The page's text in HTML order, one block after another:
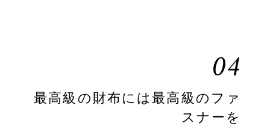
04
最高級の財布には最高級のファ
スナーを